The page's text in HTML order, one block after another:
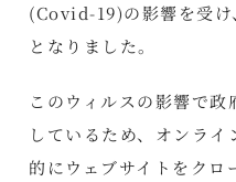
(Covid-19)の影響を受け
となりました。
このウィルスの影響で
しているため、オンラ
的にウェブサイトをクロ